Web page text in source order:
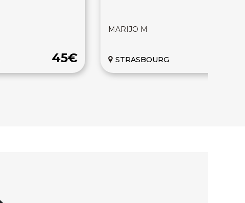
45€
MARIJO M
STRASBOURG